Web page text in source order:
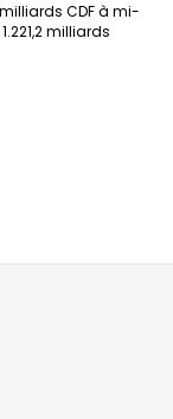
CDF à mi-
milliards